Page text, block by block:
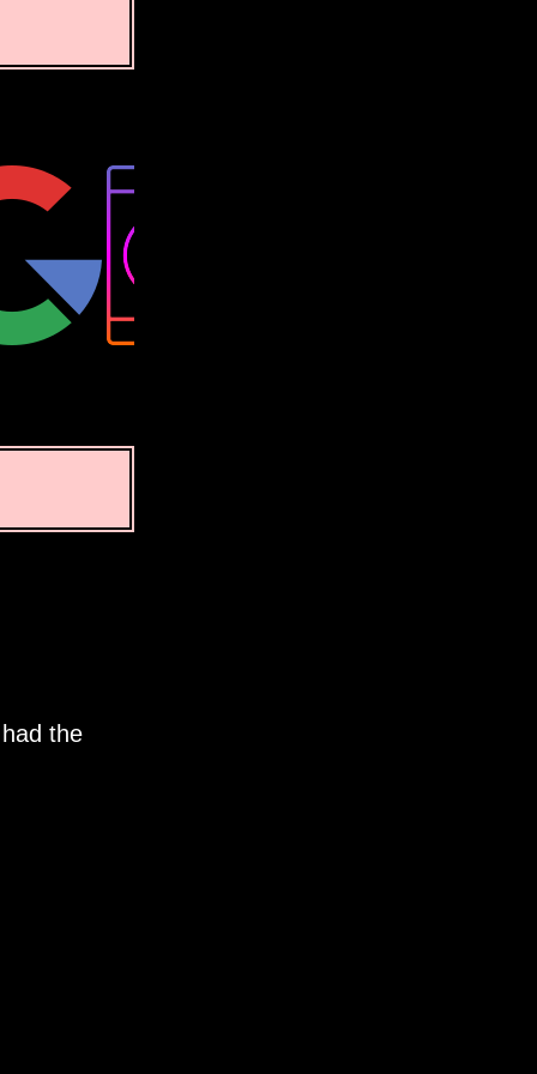
the